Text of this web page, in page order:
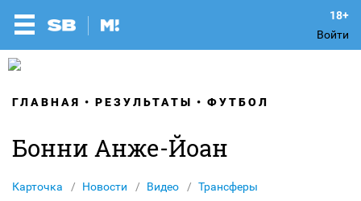
Войти
ГЛАВНАЯ РЕЗУЛЬТАТЫ ФУТБОЛ
Бонни Анже-Йоан
Карточка Новости Видео Трансферы